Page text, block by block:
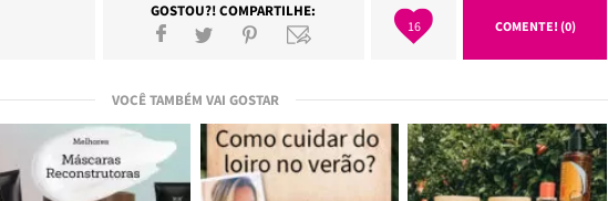
GOSTOU?! COMPARTILHE:
16 COMENTE! (0)
VOCÊ TAMBÉM VAI GOSTAR